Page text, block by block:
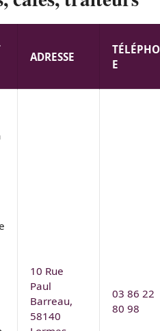
ADRESSE
E
10 Rue
Paul
Barreau,
58140
03 86 22
80 98